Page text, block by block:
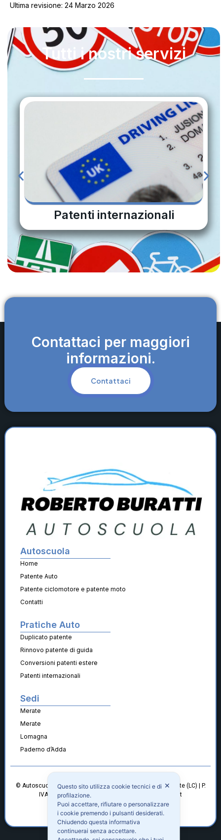
Ultima revisione: 24 Marzo 2026
Tutti i nostri servizi
Patenti internazionali
Contattaci per maggiori
informazioni.
Contattaci
Autoscuola
Home
Patente Auto
Patente ciclomotore e patente moto
Contatti
Pratiche Auto
Duplicato patente
Rinnovo patente di guida
Conversioni patenti estere
Patenti internazionali
Sedi
Merate
Merate
Lomagna
Paderno d’Adda
© Autoscuola Roberto Buratti | Viale Garibaldi 7 23807 Merate (LC) | P.
IVA 00796410140 | info@autoscuolarobertoburatti.it
Cookie Policy Privacy Policy
✕
Questo sito utilizza cookie tecnici e di
profilazione.
Puoi accettare, rifiutare o personalizzare
i cookie premendo i pulsanti desiderati.
Chiudendo questa informativa
continuerai senza accettare.